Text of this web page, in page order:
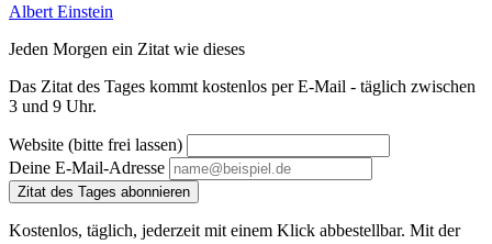
Albert Einstein
Jeden Morgen ein Zitat wie dieses
Das Zitat des Tages kommt kostenlos per E-Mail - täglich zwischen
3 und 9 Uhr.
Website (bitte frei lassen)
Deine E-Mail-Adresse
Zitat des Tages abonnieren
Kostenlos, täglich, jederzeit mit einem Klick abbestellbar. Mit der